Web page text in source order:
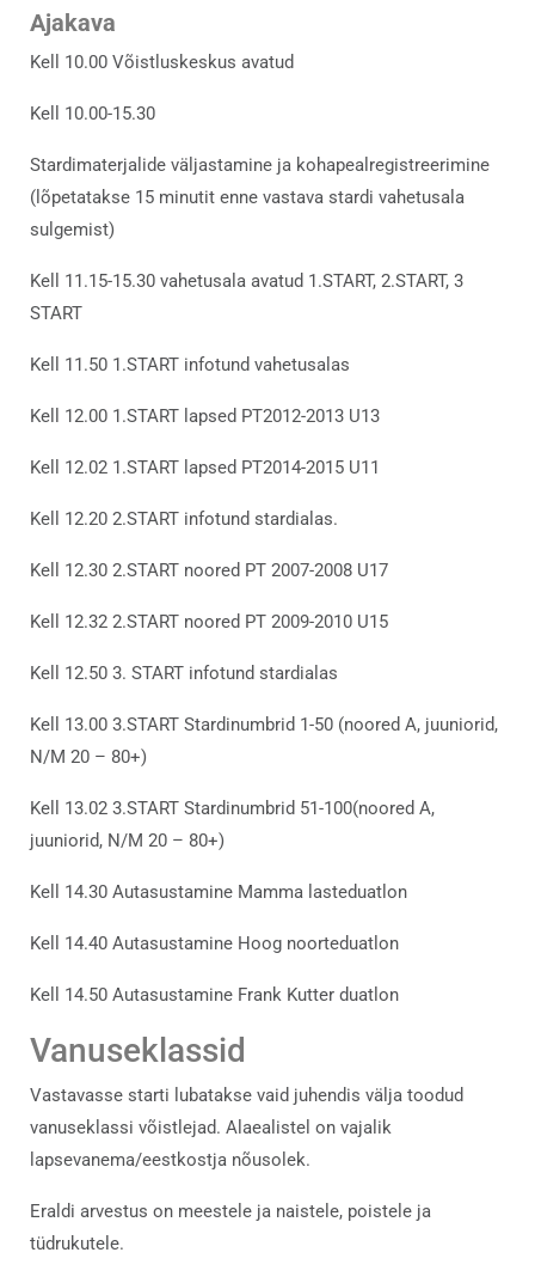
Ajakava
Kell 10.00 Võistluskeskus avatud
Kell 10.00-15.30
Stardimaterjalide väljastamine ja kohapealregistreerimine
(lõpetatakse 15 minutit enne vastava stardi vahetusala
sulgemist)
Kell 11.15-15.30 vahetusala avatud 1.START, 2.START, 3
START
Kell 11.50 1.START infotund vahetusalas
Kell 12.00 1.START lapsed PT2012-2013 U13
Kell 12.02 1.START lapsed PT2014-2015 U11
Kell 12.20 2.START infotund stardialas.
Kell 12.30 2.START noored PT 2007-2008 U17
Kell 12.32 2.START noored PT 2009-2010 U15
Kell 12.50 3. START infotund stardialas
Kell 13.00 3.START Stardinumbrid 1-50 (noored A, juuniorid,
N/M 20 – 80+)
Kell 13.02 3.START Stardinumbrid 51-100(noored A,
juuniorid, N/M 20 – 80+)
Kell 14.30 Autasustamine Mamma lasteduatlon
Kell 14.40 Autasustamine Hoog noorteduatlon
Kell 14.50 Autasustamine Frank Kutter duatlon
Vanuseklassid
Vastavasse starti lubatakse vaid juhendis välja toodud
vanuseklassi võistlejad. Alaealistel on vajalik
lapsevanema/eestkostja nõusolek.
Eraldi arvestus on meestele ja naistele, poistele ja
tüdrukutele.